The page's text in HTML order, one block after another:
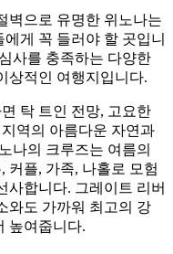
벽으로 유명한 위노나는
게 꼭 들러야 할 곳입니
사를 충족하는 다양한
상적인 여행지입니다.
탁 트인 전망, 고요한
역의 아름다운 자연과
나의 크루즈는 여름의
커플, 가족, 나홀로 모험
사합니다. 그레이트 리버
와도 가까워 최고의 강
높여줍니다.